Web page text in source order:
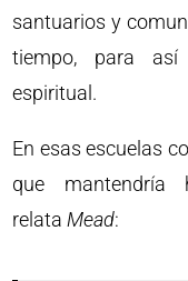
santuarios y
tiempo, para así
espiritual.
En esas escuelas
que
relataMead: